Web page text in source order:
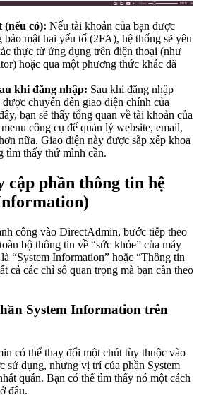
(nếu có): Nếu tài khoản của bạn được
mật hai yếu tố (2FA), hệ thống sẽ yêu
thực từ ứng dụng trên điện thoại (như
hoặc qua một phương thức khác đã
khi đăng nhập: Sau khi đăng nhập
được chuyển đến giao diện chính của
bạn sẽ thấy tổng quan về tài khoản của
công cụ để quản lý website, email,
nữa. Giao diện này được sắp xếp khoa
tìm thấy thứ mình cần.
phần thông tin hệ
công vào DirectAdmin, bước tiếp theo
bộ thông tin về “sức khỏe” của máy
“System Information” hoặc “Thông tin
cả các chỉ số quan trọng mà bạn cần theo
System Information trên
có thể thay đổi một chút tùy thuộc vào
sử dụng, nhưng vị trí của phần System
quán. Bạn có thể tìm thấy nó một cách
đâu.